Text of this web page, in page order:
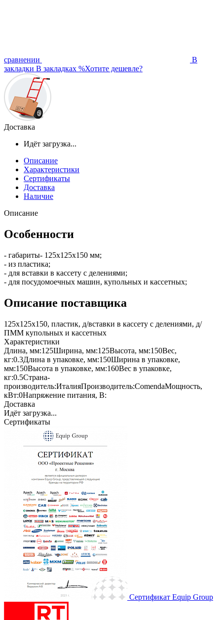
сравнении
В
закладки В закладках %Хотите дешевле?
Доставка
Идёт загрузка...
Описание
Характеристики
Сертификаты
Доставка
Наличие
Описание
Особенности
- габариты- 125x125x150 мм;
- из пластика;
- для вставки в кассету с делениями;
- для посудомоечных машин, купольных и кассетных;
Описание поставщика
125x125x150, пластик, д/вставки в кассету с делениями, д/
ПММ купольных и кассетных
Характеристики
Длина, мм:125Ширина, мм:125Высота, мм:150Вес,
кг:0.3Длина в упаковке, мм:150Ширина в упаковке,
мм:150Высота в упаковке, мм:160Вес в упаковке,
кг:0.5Страна-
производитель:ИталияПроизводитель:ComendaМощность,
кВт:0Напряжение питания, В:
Доставка
Идёт загрузка...
Сертификаты
Сертификат Equip Group